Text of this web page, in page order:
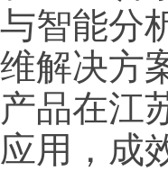
与智能分
维解决方
产品在江
应用，成